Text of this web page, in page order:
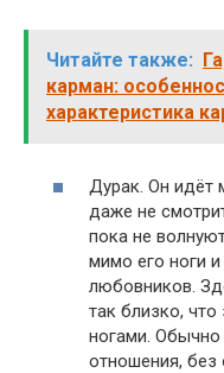
Читайте также:
карман:
характеристика
Дурак. Он идёт
даже не
пока не
мимо его ноги и
любовников.
так близко,
ногами.
отношения, без